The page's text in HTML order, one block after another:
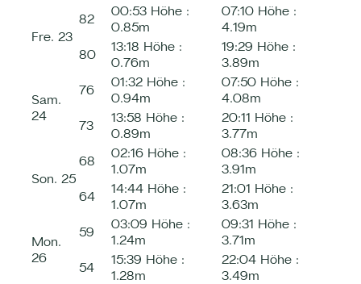
Fre. 23
82 00:53 Höhe :
0.85m
07:10 Höhe :
4.19m
80
13:18 Höhe :
0.76m
19:29 Höhe :
3.89m
Sam.
24
76 01:32 Höhe :
0.94m
07:50 Höhe :
4.08m
73
13:58 Höhe :
0.89m
20:11 Höhe :
3.77m
Son. 25
68 02:16 Höhe :
1.07m
08:36 Höhe :
3.91m
64
14:44 Höhe :
1.07m
21:01 Höhe :
3.63m
Mon.
26
59 03:09 Höhe :
1.24m
09:31 Höhe :
3.71m
54
15:39 Höhe :
1.28m
22:04 Höhe :
3.49m